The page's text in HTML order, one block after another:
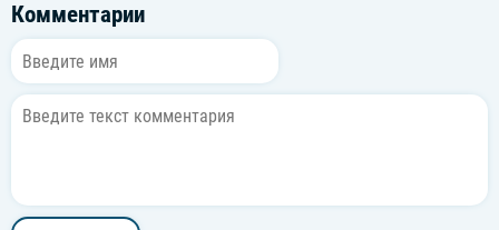
Комментарии